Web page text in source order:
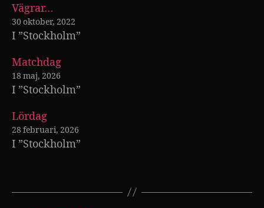
Vägrar…
30 oktober, 2022
I ”Stockholm”
Matchdag
18 maj, 2026
I ”Stockholm”
Lördag
28 februari, 2026
I ”Stockholm”